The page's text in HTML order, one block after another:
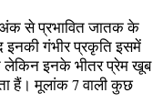
अंक से प्रभावित जातक के
इनकी गंभीर प्रकृति इसमें
लेकिन इनके भीतर प्रेम खूब
हैं। मूलांक 7 वाली कुछ